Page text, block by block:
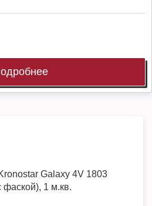
Galaxy 4V 1803
1 м.кв.